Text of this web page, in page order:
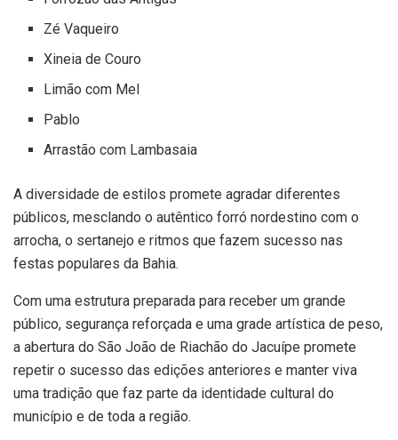
Zé Vaqueiro
Xineia de Couro
Limão com Mel
Pablo
Arrastão com Lambasaia
A diversidade de estilos promete agradar diferentes
públicos, mesclando o autêntico forró nordestino com o
arrocha, o sertanejo e ritmos que fazem sucesso nas
festas populares da Bahia.
Com uma estrutura preparada para receber um grande
público, segurança reforçada e uma grade artística de peso,
a abertura do São João de Riachão do Jacuípe promete
repetir o sucesso das edições anteriores e manter viva
uma tradição que faz parte da identidade cultural do
município e de toda a região.